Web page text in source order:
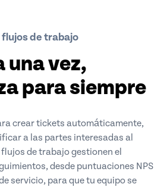
de trabajo
una vez,
para siempre
crear tickets automáticamente,
a las partes interesadas al
de trabajo gestionen el
desde puntuaciones NPS
servicio, para que tu equipo se